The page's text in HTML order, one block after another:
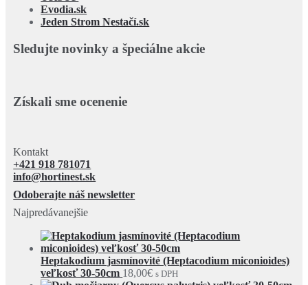
Evodia.sk
Jeden Strom Nestačí.sk
Sledujte novinky a špeciálne akcie
Získali sme ocenenie
Kontakt
+421 918 781071
info@hortinest.sk
Odoberajte náš newsletter
Najpredávanejšie
Heptakodium jasmínovité (Heptacodium miconioides)
veľkosť 30-50cm 18,00€ s DPH